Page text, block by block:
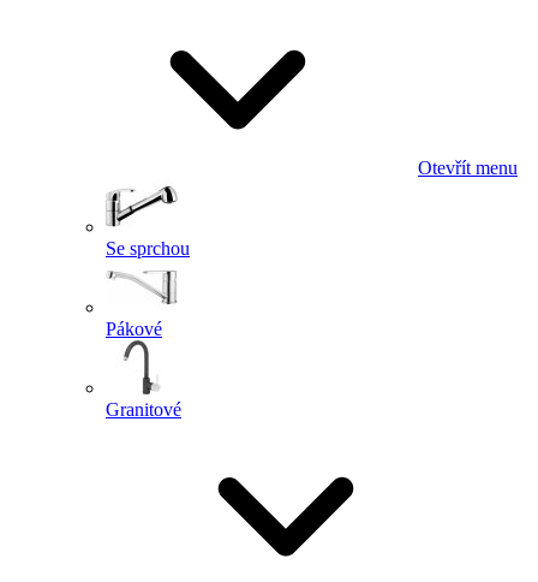
Otevřít menu
Se sprchou
Pákové
Granitové